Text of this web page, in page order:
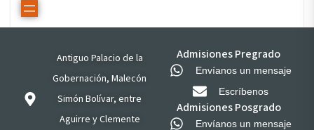
Antiguo Palacio de la
Gobernación, Malecón
Simón Bolívar, entre
Aguirre y Clemente
Admisiones Pregrado
Envíanos un mensaje
Escríbenos
Admisiones Posgrado
Envíanos un mensaje